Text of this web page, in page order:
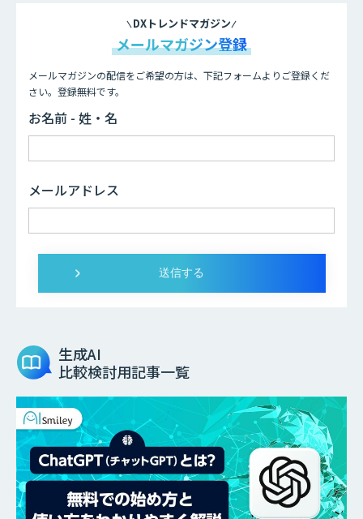
DXトレンドマガジン
メールマガジン登録
メールマガジンの配信をご希望の方は、下記フォームよりご登録くだ
さい。登録無料です。
お名前 - 姓・名
メールアドレス
生成AI
比較検討用記事一覧